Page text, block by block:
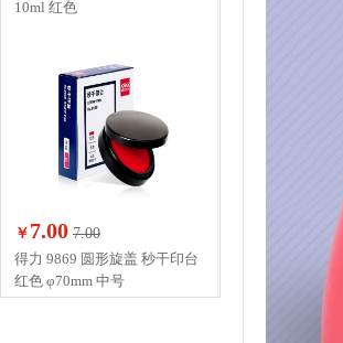
10ml 红色
￥ 7.00 7.00
得力 9869 圆形旋盖 秒干印台
红色 φ70mm 中号